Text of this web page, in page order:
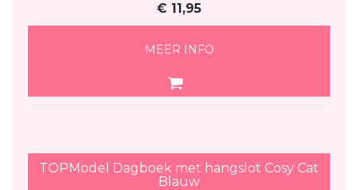
€ 11,95
MEER INFO
TOPModel Dagboek met hangslot Cosy Cat
Blauw